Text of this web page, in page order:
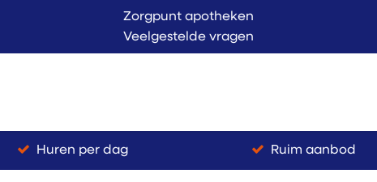
Zorgpunt apotheken
Veelgestelde vragen
Huren per dag Ruim aanbod